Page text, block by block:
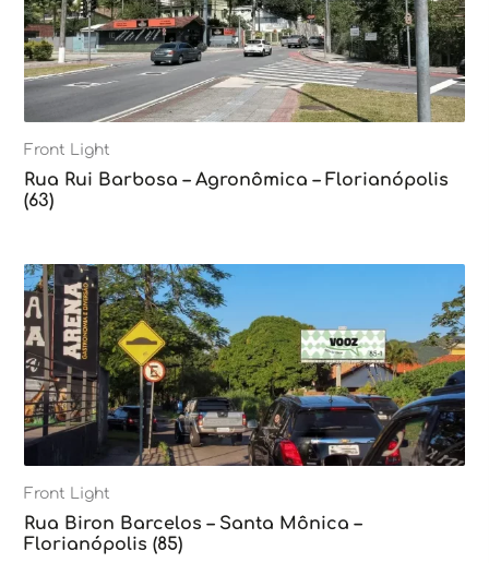
Front Light
Rua Rui Barbosa – Agronômica – Florianópolis
(63)
Front Light
Rua Biron Barcelos – Santa Mônica –
Florianópolis (85)